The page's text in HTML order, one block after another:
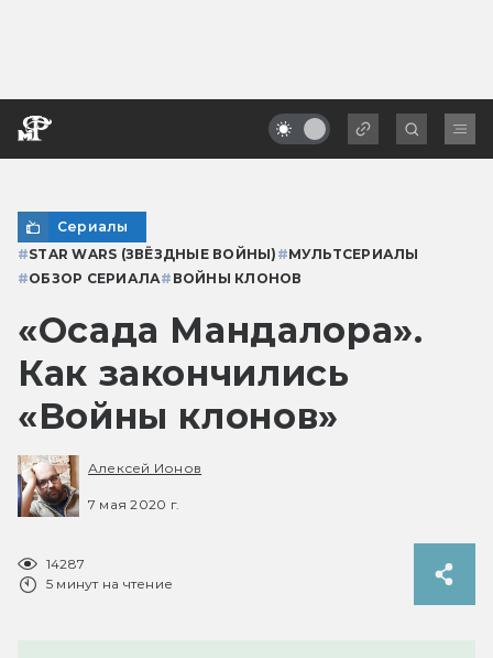
Сериалы
#STAR WARS (ЗВЁЗДНЫЕ ВОЙНЫ) #МУЛЬТСЕРИАЛЫ
#ОБЗОР СЕРИАЛА# ВОЙНЫ КЛОНОВ
«Осада Мандалора».
Как закончились
«Войны клонов»
Алексей Ионов
7 мая 2020 г.
14287
5 минут на чтение